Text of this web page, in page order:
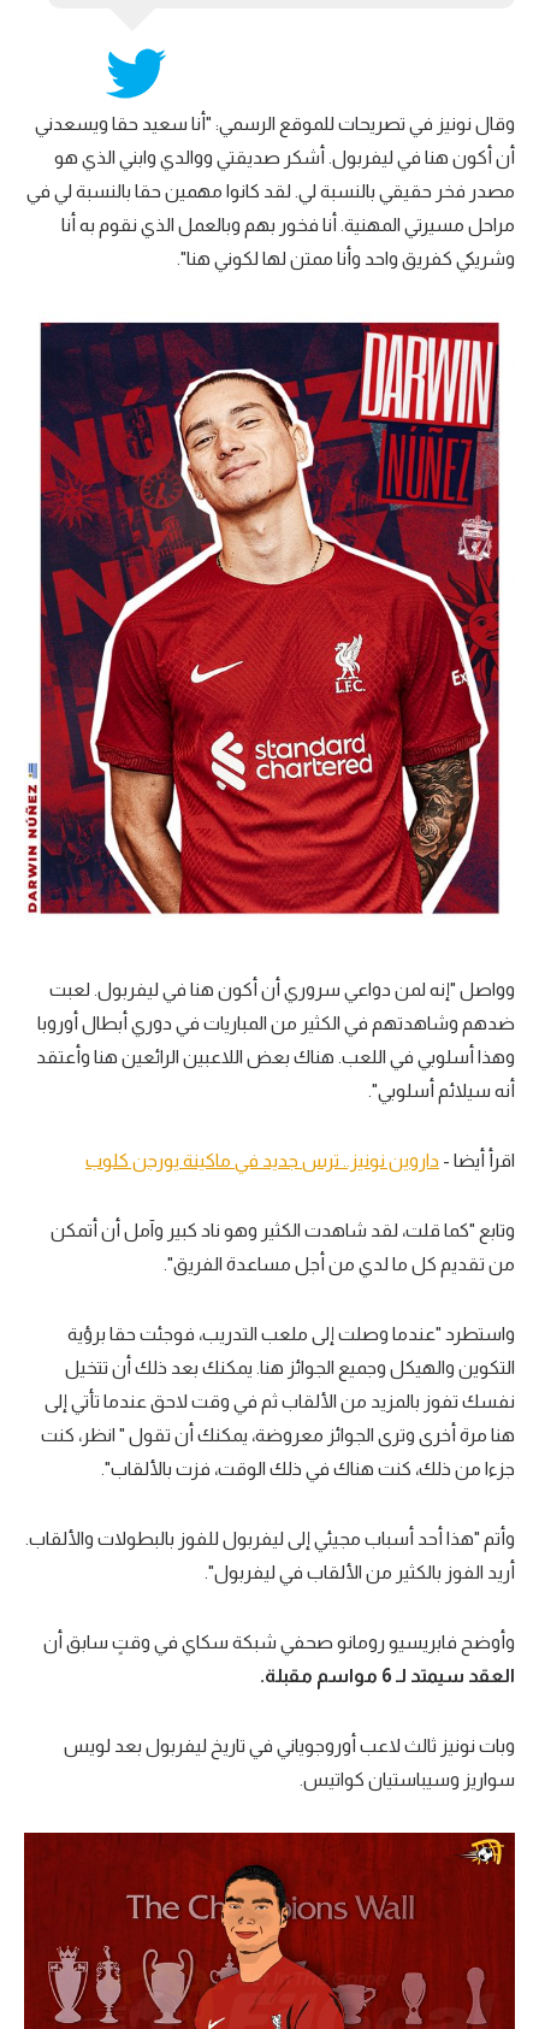
ركن الألعاب
أقسام خاصة
Gamers
تحقيق في الجول
تقرير في الجول
تحليل في الجول
حكايات في الجول
كويز في الجول
فيديو في الجول
وقال نونيز في تصريحات للموقع الرسمي: "أنا سعيد حقا ويسعدني
أن أكون هنا في ليفربول. أشكر صديقتي ووالدي وابني الذي هو
مصدر فخر حقيقي بالنسبة لي. لقد كانوا مهمين حقا بالنسبة لي في
مراحل مسيرتي المهنية. أنا فخور بهم وبالعمل الذي نقوم به أنا
وشريكي كفريق واحد وأنا ممتن لها لكوني هنا".
وواصل "إنه لمن دواعي سروري أن أكون هنا في ليفربول. لعبت
ضدهم وشاهدتهم في الكثير من المباريات في دوري أبطال أوروبا
وهذا أسلوبي في اللعب. هناك بعض اللاعبين الرائعين هنا وأعتقد
أنه سيلائم أسلوبي".
اقرأ أيضا - داروين نونيز.. ترس جديد في ماكينة يورجن كلوب
وتابع "كما قلت، لقد شاهدت الكثير وهو ناد كبير وآمل أن أتمكن
من تقديم كل ما لدي من أجل مساعدة الفريق".
واستطرد "عندما وصلت إلى ملعب التدريب، فوجئت حقا برؤية
التكوين والهيكل وجميع الجوائز هنا. يمكنك بعد ذلك أن تتخيل
نفسك تفوز بالمزيد من الألقاب ثم في وقت لاحق عندما تأتي إلى
هنا مرة أخرى وترى الجوائز معروضة، يمكنك أن تقول " انظر، كنت
جزءا من ذلك، كنت هناك في ذلك الوقت، فزت بالألقاب".
وأتم "هذا أحد أسباب مجيئي إلى ليفربول للفوز بالبطولات والألقاب.
أريد الفوز بالكثير من الألقاب في ليفربول".
وأوضح فابريسيو رومانو صحفي شبكة سكاي في وقتٍ سابق أن
العقد سيمتد لـ 6 مواسم مقبلة.
وبات نونيز ثالث لاعب أوروجوياني في تاريخ ليفربول بعد لويس
سواريز وسيباستيان كواتيس.